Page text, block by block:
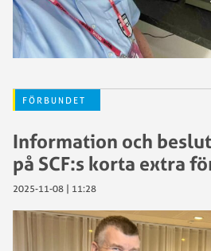
FÖRBUNDET
Information och
på SCF:s korta extra
2025-11-08 | 11:28